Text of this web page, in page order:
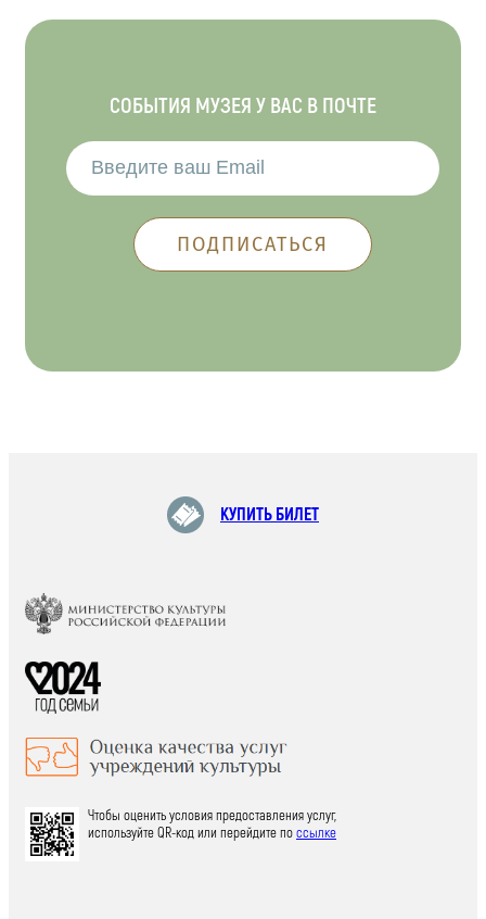
СОБЫТИЯ МУЗЕЯ У ВАС В ПОЧТЕ
КУПИТЬ БИЛЕТ
Чтобы оценить условия предоставления услуг,
используйте QR-код или перейдите поссылке